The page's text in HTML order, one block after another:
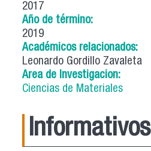
2017
Año de término:
2019
Académicos relacionados:
Leonardo Gordillo Zavaleta
Area de Investigacion:
Ciencias de Materiales
Informativos